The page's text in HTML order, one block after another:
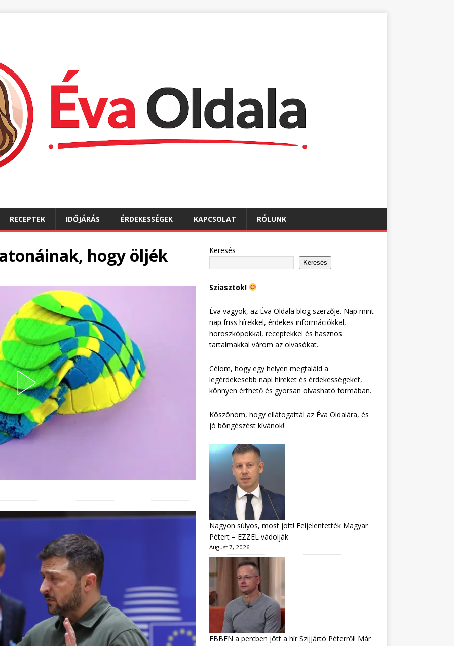
RECEPTEK IDŐJÁRÁS ÉRDEKESSÉGEK KAPCSOLAT RÓLUNK
hogy öljék
Keresés
Keresés
Sziasztok!
Éva vagyok, az Éva Oldala blog szerzője. Nap mint
nap friss hírekkel, érdekes információkkal,
horoszkópokkal, receptekkel és hasznos
tartalmakkal várom az olvasókat.
Célom, hogy egy helyen megtaláld a
legérdekesebb napi híreket és érdekességeket,
könnyen érthető és gyorsan olvasható formában.
Köszönöm, hogy ellátogattál az Éva Oldalára, és
jó böngészést kívánok!
Nagyon súlyos, most jött! Feljelentették Magyar
Pétert – EZZEL vádolják
August 7, 2026
EBBEN a percben jött a hír Szijjártó Péterről! Már